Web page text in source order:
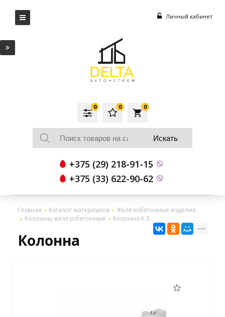
Личный кабинет
local_grocery_store
0
0
0
+375 (29) 218-91-15
+375 (33) 622-90-62
Главная Каталог материалов
Железобетонные изделия
Колонны железобетонные
Колонна К 3
Колонна